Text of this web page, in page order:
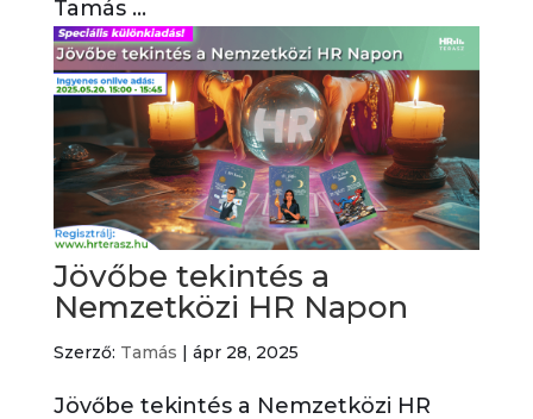
Tamás ...
Jövőbe tekintés a
Nemzetközi HR Napon
Szerző: Tamás | ápr 28, 2025
Jövőbe tekintés a Nemzetközi HR